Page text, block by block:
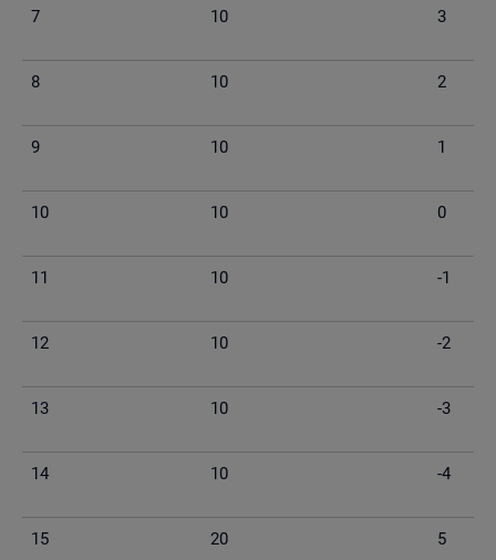
7 10 3
8 10 2
9 10 1
10 10 0
11 10 -1
12 10 -2
13 10 -3
14 10 -4
15 20 5